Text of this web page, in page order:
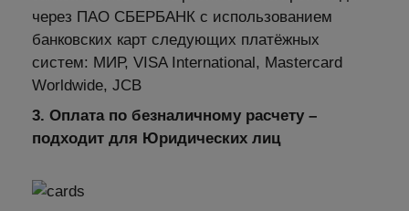
через ПАО СБЕРБАНК с использованием
банковских карт следующих платёжных
систем: МИР, VISA International, Mastercard
Worldwide, JCB
3. Оплата по безналичному расчету –
подходит для Юридических лиц